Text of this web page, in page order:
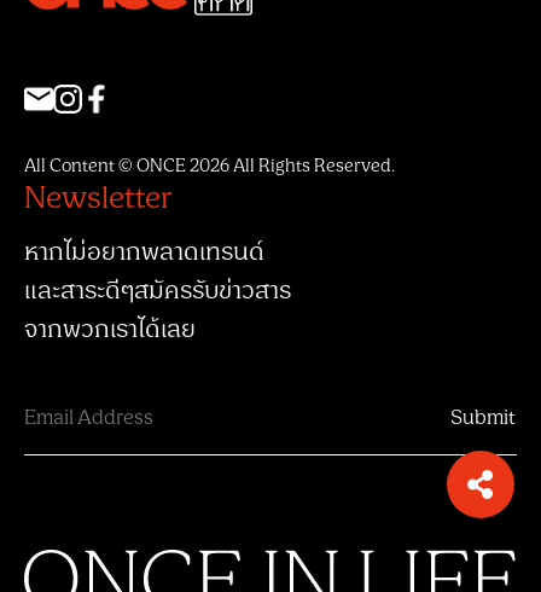
All Content © ONCE 2026 All Rights Reserved.
Newsletter
หากไม่อยากพลาดเทรนด์
และสาระดีๆสมัครรับข่าวสาร
จากพวกเราได้เลย